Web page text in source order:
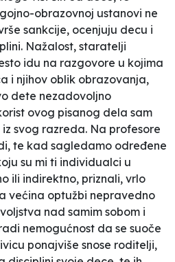
obrazovnoj ustanovi ne
sankcije, ocenjuju decu i
Nažalost, staratelji
idu na razgovore u kojima
i njihov oblik obrazovanja,
dete nezadovoljno
ovog pisanog dela sam
svog razreda. Na profesore
te kad sagledamo određene
su mi ti individualci u
ili indirektno, priznali, vrlo
većina optužbi nepravedno
nad samim sobom i
nemogućnost da se suoče
ponajviše snose roditelji,